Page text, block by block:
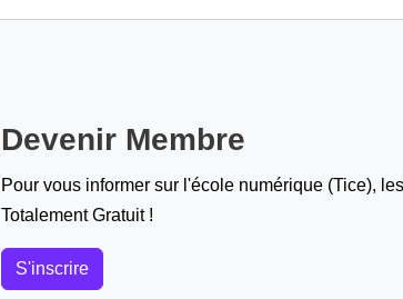
Devenir Membre
Pour vous informer sur l'école numérique (Tice),
Totalement Gratuit !
S'inscrire